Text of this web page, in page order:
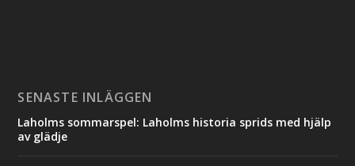
SENASTE INLÄGGEN
Laholms sommarspel: Laholms historia sprids med hjälp
av glädje